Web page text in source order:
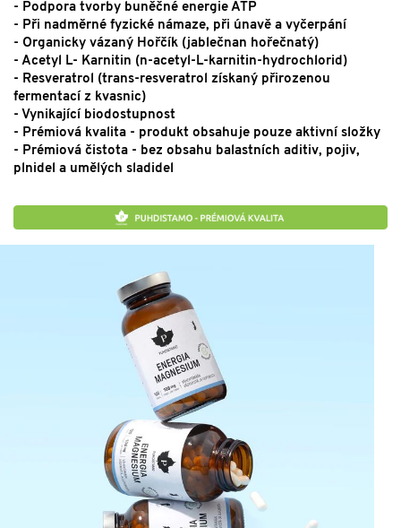
- Podpora tvorby buněčné energie ATP
- Při nadměrné fyzické námaze, při únavě a vyčerpání
- Organicky vázaný Hořčík (jablečnan hořečnatý)
- Acetyl L- Karnitin (n-acetyl-L-karnitin-hydrochlorid)
- Resveratrol (trans-resveratrol získaný přirozenou
fermentací z kvasnic)
- Vynikající biodostupnost
- Prémiová kvalita - produkt obsahuje pouze aktivní složky
- Prémiová čistota - bez obsahu balastních aditiv, pojiv,
plnidel a umělých sladidel